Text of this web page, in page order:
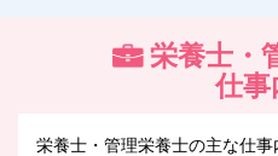
栄養士・
仕事
栄養士・管理栄養士の主な仕